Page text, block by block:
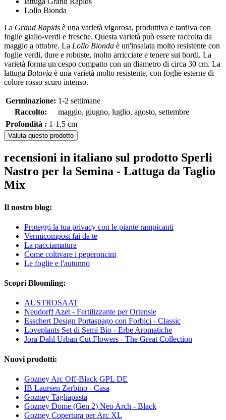
Lollo Bionda
La Grand Rapids è una varietà vigorosa, produttiva e tardiva con
foglie giallo-verdi e fresche. Questa varietà può essere raccolta da
maggio a ottobre. La Lollo Bionda è un'insalata molto resistente con
foglie verdi, dure e robuste, molto arricciate e tenere sui bordi. La
varietà forma un cespo compatto con un diametro di circa 30 cm. La
lattuga Batavia è una varietà molto resistente, con foglie esterne di
colore rosso scuro intenso.
Germinazione: 1-2 settimane
Raccolto:
maggio, giugno, luglio, agosto, settembre
Profondità : 1-1,5 cm
Valuta questo prodotto
recensioni in italiano sul prodotto Sperli
Nastro per la Semina - Lattuga da Taglio
Mix
Il nostro blog:
Proteggi la tua privacy con le piante rampicanti
Vermicompost fai da te
La pacciamatura
Come coltivare i peperoncini
Le foglie e l'autunno
Scopri Bloomling:
AUSTROSAAT
Neudorff Azet - Fertilizzante per Ortensie
Esschert Design Portaspago con Forbici - Classic
Loveplants Set di Semi Bio - Erbe Aromatiche
Jora Dahl Urban Cut Flowers - The Great Collection
Nuovi prodotti:
Gozney Arc Off-Black GPL DE
IB Laursen Zerbino - Casa
Gozney Tagliapasta
Gozney Dome (Gen 2) Neo Arch - Black
Gozney Copertura per Arc XL